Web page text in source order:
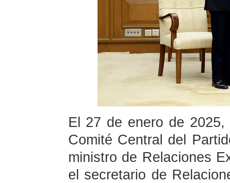
El 27 de enero de
Comité Central del
ministro de Relaciones
el secretario de